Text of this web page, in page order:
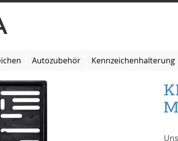
Autozubehör Kennzeichenhalterung